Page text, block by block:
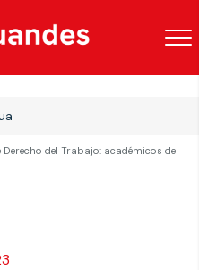
Derecho del Trabajo: académicos de